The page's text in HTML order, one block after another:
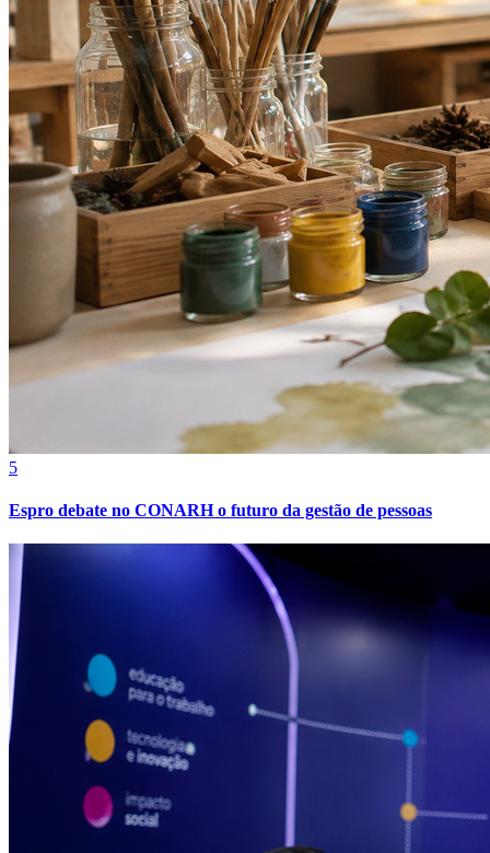
Sport
Juventude
5
Espro debate no CONARH o futuro da gestão de pessoas